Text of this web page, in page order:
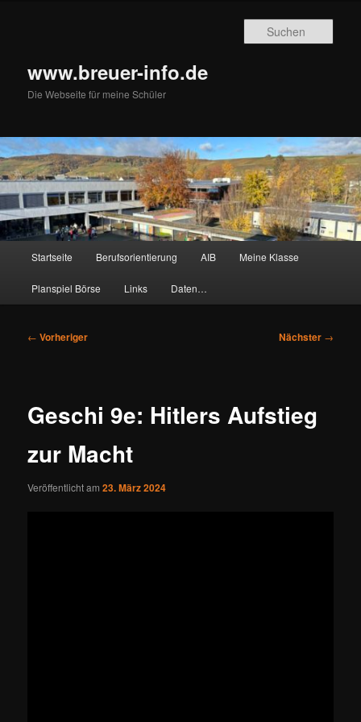
www.breuer-info.de
Die Webseite für meine Schüler
Startseite Berufsorientierung AIB Meine Klasse
Planspiel Börse Links Daten…
Beitragsnavigation
← Vorheriger Nächster →
Geschi 9e: Hitlers Aufstieg
zur Macht
Veröffentlicht am23. März 2024